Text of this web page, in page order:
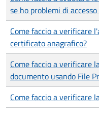
se ho problemi di accesso
Come faccio a verificare
certificato anagrafico?
Come faccio a verificare
documento usando File
Come faccio a verificare